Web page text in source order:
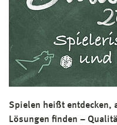
Spielen heißt entdecken,
Lösungen finden –